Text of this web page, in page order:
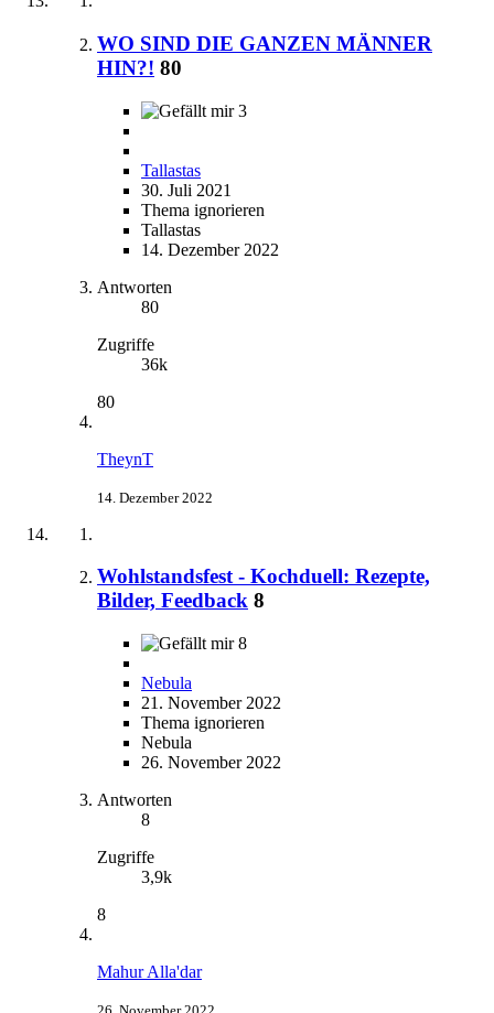
WO SIND DIE GANZEN MÄNNER
HIN?! 80
3
Tallastas
30. Juli 2021
Thema ignorieren
Tallastas
14. Dezember 2022
Antworten
80
Zugriffe
36k
80
TheynT
14. Dezember 2022
Wohlstandsfest - Kochduell: Rezepte,
Bilder, Feedback 8
8
Nebula
21. November 2022
Thema ignorieren
Nebula
26. November 2022
Antworten
8
Zugriffe
3,9k
8
Mahur Alla'dar